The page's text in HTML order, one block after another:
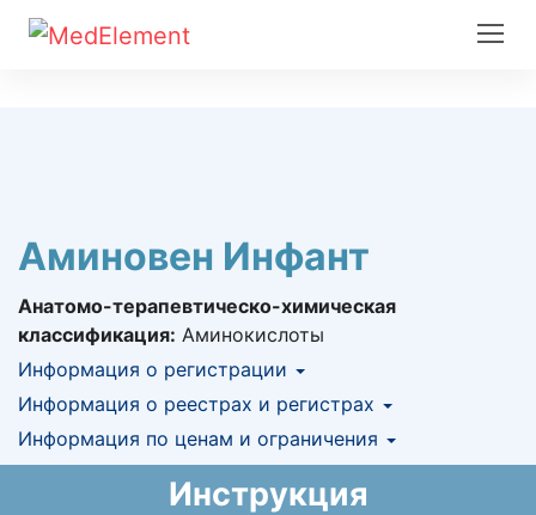
Аминовен Инфант
Анатомо-терапевтическо-химическая
классификация: Аминокислоты
Информация о регистрации
Номер регистрации в РК:№ РК-ЛС-5№021420
Информация о регистрации в РК:05.06.2020 -
бессрочно
Информация о реестрах и регистрах
КНФ (ЛС включено в Казахстанский
национальный формуляр лекарственных
Информация по ценам и ограничения
Инструкция